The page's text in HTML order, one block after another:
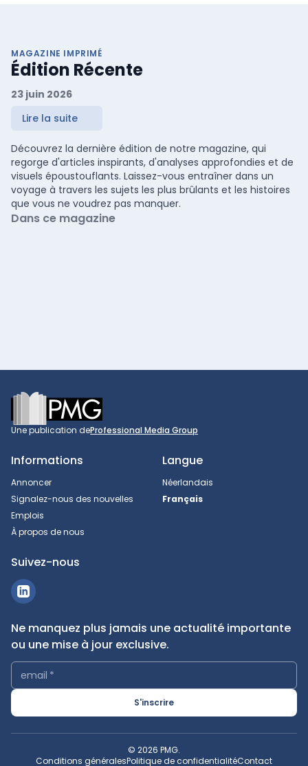
MAGAZINE IMPRIMÉ
Édition Récente
23 juin 2026
Lire la suite
Découvrez la dernière édition de notre magazine, qui
regorge d'articles inspirants, d'analyses approfondies et de
visuels époustouflants. Laissez-vous entraîner dans un
voyage à travers les sujets les plus brûlants et les histoires
que vous ne voudrez pas manquer.
Dans ce magazine
Footer
Une publication deProfessional Media Group
Informations
Annoncer
Signalez-nous des nouvelles
Emplois
À propos de nous
Langue
Néerlandais
Français
Suivez-nous
Ne manquez plus jamais une actualité importante
ou une mise à jour exclusive.
email *
S'inscrire
© 2026 PMG.
Conditions généralesPolitique de confidentialitéContact